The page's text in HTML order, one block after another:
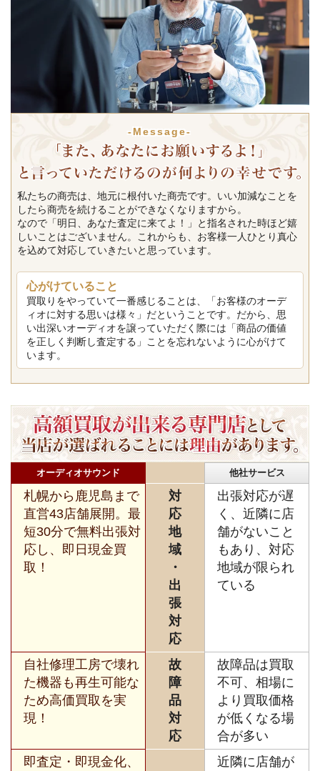
-Message-
私たちの商売は、地元に根付いた商売です。いい加減なことを
したら商売を続けることができなくなりますから。
なので「明日、あなた査定に来てよ！」と指名された時ほど嬉
しいことはございません。これからも、お客様一人ひとり真心
を込めて対応していきたいと思っています。
心がけていること
買取りをやっていて一番感じることは、「お客様のオーデ
ィオに対する思いは様々」だということです。だから、思
い出深いオーディオを譲っていただく際には「商品の価値
を正しく判断し査定する」ことを忘れないように心がけて
います。
オーディオサウンド 他社サービス
札幌から鹿児島まで
直営43店舗展開。最
短30分で無料出張対
応し、即日現金買
取！
対
応
地
域
・
出
張
対
応
出張対応が遅
く、近隣に店
舗がないこと
もあり、対応
地域が限られ
ている
自社修理工房で壊れ
た機器も再生可能な
ため高価買取を実
現！
故
障
品
対
応
故障品は買取
不可、相場に
より買取価格
が低くなる場
合が多い
即査定・即現金化、
近隣に店舗が